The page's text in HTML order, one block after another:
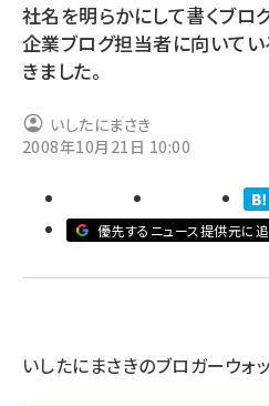
youtube (2449)
note (2323)
セミナー (2318)
z世代 (1632)
meo (1282)
llmo (1171)
社名を明らかにして書くブロ
企業ブログ担当者に向いてい
きました。
いしたにまさき
2008年10月21日 10:00
優先するニュース提供元に
いしたにまさきのブロガーウォ